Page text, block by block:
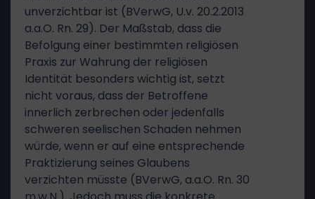
unverzichtbar ist (BVerwG, U.v. 20.2.2013
a.a.O. Rn. 29). Der Maßstab, dass die
Befolgung einer bestimmten religiösen
Praxis zur Wahrung der religiösen
Identität besonders wichtig ist, setzt
nicht voraus, dass der Betroffene
innerlich zerbrechen oder jedenfalls
schweren seelischen Schaden nehmen
würde, wenn er auf eine entsprechende
Praktizierung seines Glaubens
verzichten müsste (BVerwG, a.a.O. Rn. 30